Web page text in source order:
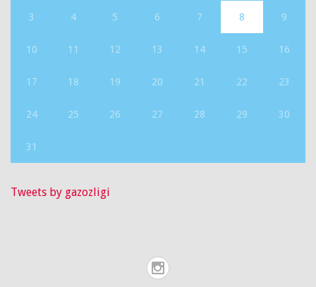
3 4 5 6 7 8 9
10 11 12 13 14 15 16
17 18 19 20 21 22 23
24 25 26 27 28 29 30
31
Tweets by gazozligi